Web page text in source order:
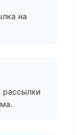
на
рассылки